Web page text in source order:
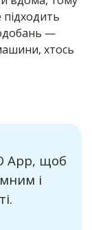
—
хтось
App, щоб
і